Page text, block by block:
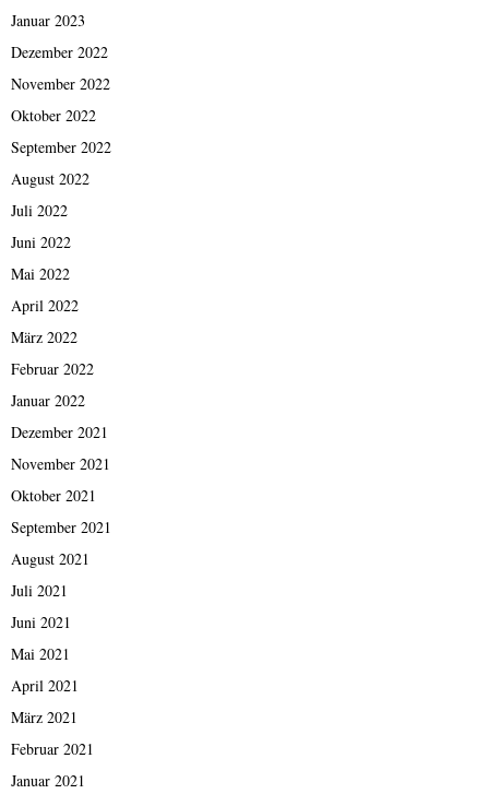
Januar 2023
Dezember 2022
November 2022
Oktober 2022
September 2022
August 2022
Juli 2022
Juni 2022
Mai 2022
April 2022
März 2022
Februar 2022
Januar 2022
Dezember 2021
November 2021
Oktober 2021
September 2021
August 2021
Juli 2021
Juni 2021
Mai 2021
April 2021
März 2021
Februar 2021
Januar 2021